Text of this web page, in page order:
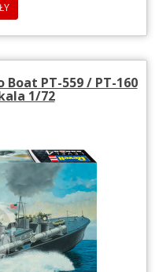
Boat PT-559 / PT-160
1/72